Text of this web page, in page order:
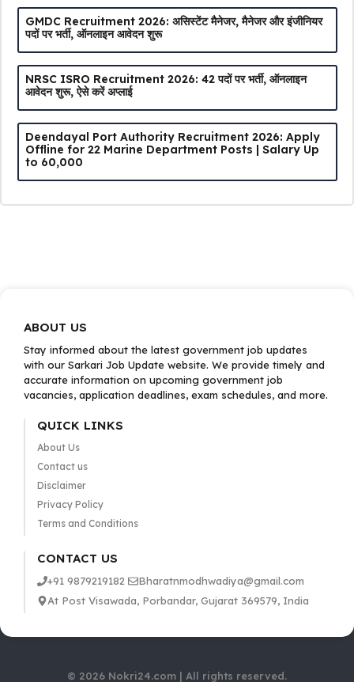
GMDC Recruitment 2026: असिस्टेंट मैनेजर, मैनेजर और इंजीनियर
पदों पर भर्ती, ऑनलाइन आवेदन शुरू
NRSC ISRO Recruitment 2026: 42 पदों पर भर्ती, ऑनलाइन
आवेदन शुरू, ऐसे करें अप्लाई
Deendayal Port Authority Recruitment 2026: Apply
Offline for 22 Marine Department Posts | Salary Up
to ₹60,000
ABOUT US
Stay informed about the latest government job updates
with our Sarkari Job Update website. We provide timely and
accurate information on upcoming government job
vacancies, application deadlines, exam schedules, and more.
QUICK LINKS
About Us
Contact us
Disclaimer
Privacy Policy
Terms and Conditions
CONTACT US
+91 9879219182
Bharatnmodhwadiya@gmail.com
At Post Visawada, Porbandar, Gujarat 369579, India
© 2026 Nokri24.com | All rights reserved.